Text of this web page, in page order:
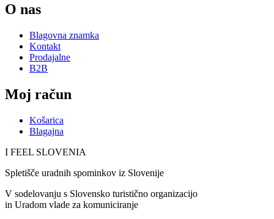
O nas
Blagovna znamka
Kontakt
Prodajalne
B2B
Moj račun
Košarica
Blagajna
I FEEL SLOVENIA
Spletišče uradnih spominkov iz Slovenije
V sodelovanju s Slovensko turistično organizacijo
in Uradom vlade za komuniciranje